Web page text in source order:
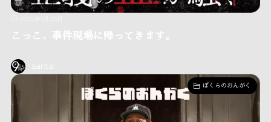
こっこ、事件現場に帰ってきます。
santa
ぼくらのおんがく